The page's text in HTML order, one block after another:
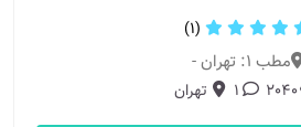
(1)
مطب 1: تهران -
2040
1 تهران